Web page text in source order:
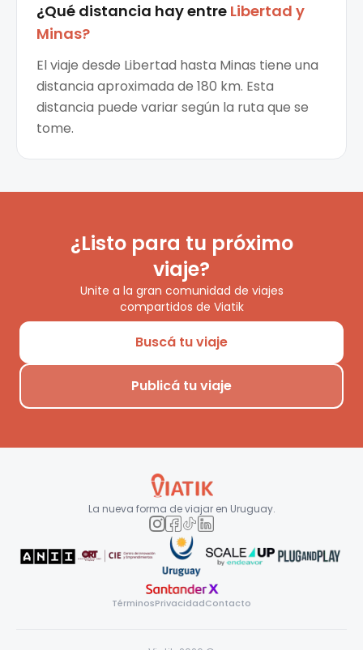
¿Qué distancia hay entre Libertad y
Minas?
El viaje desde Libertad hasta Minas tiene una
distancia aproximada de 180 km. Esta
distancia puede variar según la ruta que se
tome.
¿Listo para tu próximo
viaje?
Unite a la gran comunidad de viajes
compartidos de Viatik
Buscá tu viaje
Publicá tu viaje
La nueva forma de viajar en Uruguay.
TérminosPrivacidadContacto